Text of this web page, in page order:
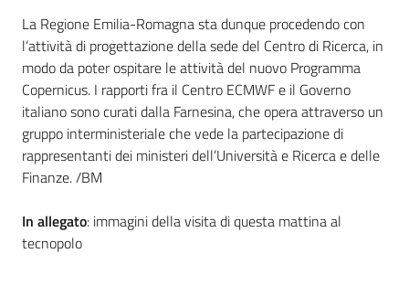
La Regione Emilia-Romagna sta dunque procedendo con
l’attività di progettazione della sede del Centro di Ricerca, in
modo da poter ospitare le attività del nuovo Programma
Copernicus. I rapporti fra il Centro ECMWF e il Governo
italiano sono curati dalla Farnesina, che opera attraverso un
gruppo interministeriale che vede la partecipazione di
rappresentanti dei ministeri dell’Università e Ricerca e delle
Finanze. /BM
In allegato: immagini della visita di questa mattina al
tecnopolo